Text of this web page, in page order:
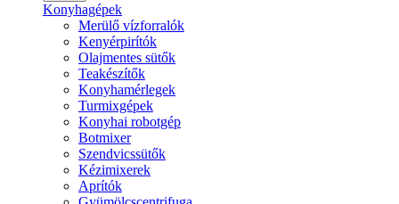
Konyhagépek
Merülő vízforralók
Kenyérpirítók
Olajmentes sütők
Teakészítők
Konyhamérlegek
Turmixgépek
Konyhai robotgép
Botmixer
Szendvicssütők
Kézimixerek
Aprítók